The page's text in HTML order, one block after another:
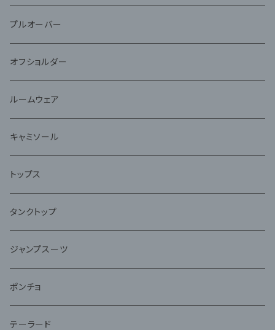
プルオーバー
オフショルダー
ルームウェア
キャミソール
トップス
タンクトップ
ジャンプスーツ
ポンチョ
テーラード